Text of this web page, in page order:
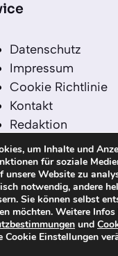
Datenschutz
Impressum
Cookie Richtlinie
Kontakt
Redaktion
Redaktionelle
Sitemap
Einsatz von KI in
Redaktion
kanaren-
um Inhalte und
für soziale
unsere Website zu
notwendig, andere
Sie können selbst
möchten. Weitere
und
Cookie Einstellungen